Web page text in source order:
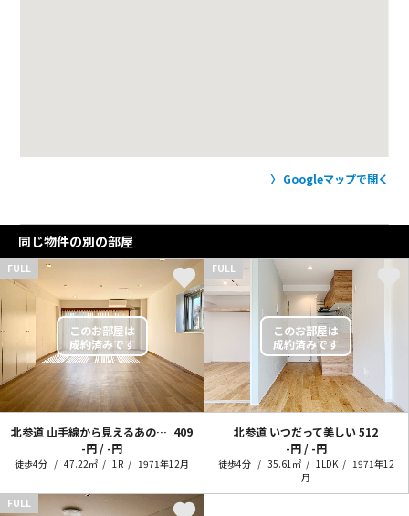
Googleマップで開く
同じ物件の別の部屋
FULL
北参道 山手線から見えるあのヴィンテージ 409
-円 / -円
徒歩4分 47.22㎡ 1R 1971年12月
FULL
北参道 いつだって美しい 512
-円 / -円
徒歩4分 35.61㎡ 1LDK
1971年12
月
FULL